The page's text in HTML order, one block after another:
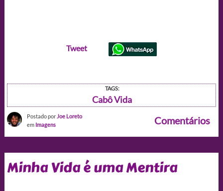
Tweet
TAGS:
Cabô Vida
Postado por Joe Loreto
em Imagens Comentários
Minha Vida é uma Mentira